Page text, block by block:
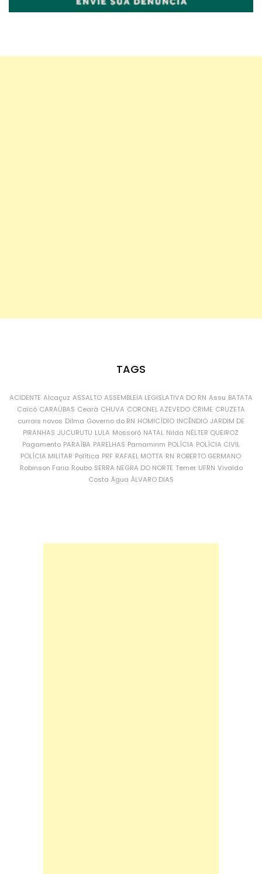
TAGS
ACIDENTE Alcaçuz ASSALTO ASSEMBLEIA LEGISLATIVA DO RN Assu BATATA
Caicó CARAÚBAS Ceará CHUVA CORONEL AZEVEDO CRIME CRUZETA
currais novos Dilma Governo do RN HOMICÍDIO INCÊNDIO JARDIM DE
PIRANHAS JUCURUTU LULA Mossoró NATAL Nilda NÉLTER QUEIROZ
Pagamento PARAÍBA PARELHAS Parnamirim POLÍCIA POLÍCIA CIVIL
POLÍCIA MILITAR Política PRF RAFAEL MOTTA RN ROBERTO GERMANO
Robinson Faria Roubo SERRA NEGRA DO NORTE Temer UFRN Vivaldo
Costa Água ÁLVARO DIAS